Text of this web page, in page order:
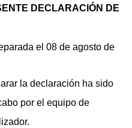
DECLARACIÓN DE
el 08 de agosto de
la declaración ha sido
por el equipo de